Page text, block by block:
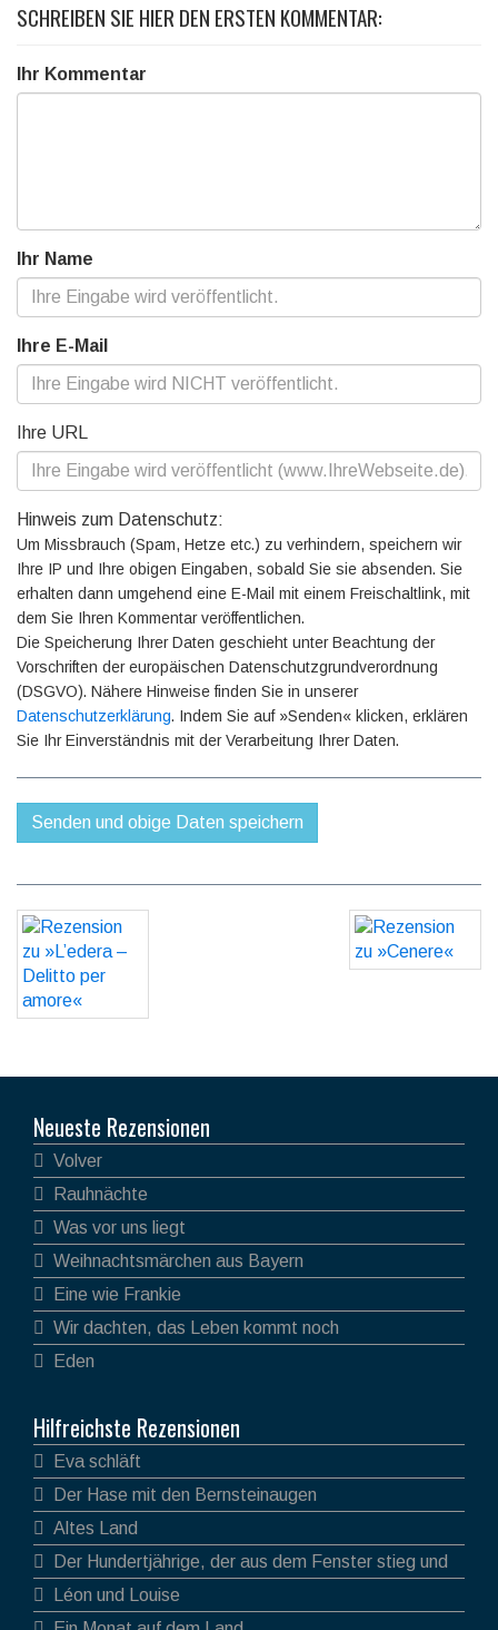
SCHREIBEN SIE HIER DEN ERSTEN KOMMENTAR:
Ihr Kommentar
Ihr Name
Ihre E-Mail
Ihre URL
Hinweis zum Datenschutz:
Um Missbrauch (Spam, Hetze etc.) zu verhindern, speichern wir
Ihre IP und Ihre obigen Eingaben, sobald Sie sie absenden. Sie
erhalten dann umgehend eine E-Mail mit einem Freischaltlink, mit
dem Sie Ihren Kommentar veröffentlichen.
Die Speicherung Ihrer Daten geschieht unter Beachtung der
Vorschriften der europäischen Datenschutzgrundverordnung
(DSGVO). Nähere Hinweise finden Sie in unserer
Datenschutzerklärung. Indem Sie auf »Senden« klicken, erklären
Sie Ihr Einverständnis mit der Verarbeitung Ihrer Daten.
Neueste Rezensionen
Volver
Rauhnächte
Was vor uns liegt
Weihnachtsmärchen aus Bayern
Eine wie Frankie
Wir dachten, das Leben kommt noch
Eden
Hilfreichste Rezensionen
Eva schläft
Der Hase mit den Bernsteinaugen
Altes Land
Der Hundertjährige, der aus dem Fenster stieg und
verschwand
Léon und Louise